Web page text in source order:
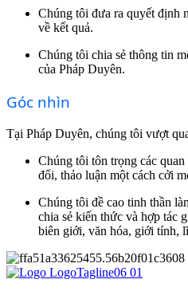
Chúng tôi đưa ra quyết định
về kết quả.
Chúng tôi chia sẻ thông tin
của Pháp Duyên.
Góc nhìn
Tại Pháp Duyên, chúng tôi vượt
Chúng tôi tôn trọng các
đổi, thảo luận một cách cởi
Chúng tôi đề cao tinh thần
chia sẻ kiến thức và hợp tác
biên giới, văn hóa, giới tính,